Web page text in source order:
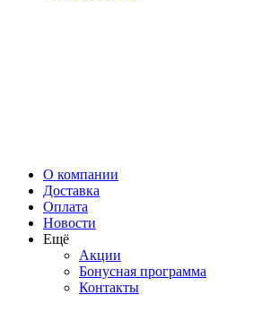
О компании
Доставка
Оплата
Новости
Ещё
Акции
Бонусная программа
Контакты